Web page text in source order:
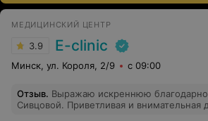
МЕДИЦИНСКИЙ ЦЕНТР
3.9 E-clinic
Минск, ул. Короля, 2/9 с 09:00
Отзыв. Выражаю искреннюю
Сивцовой. Приветливая и внимательная